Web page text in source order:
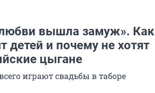
вышла замуж». Как
детей и почему не хотят
цыгане
играют свадьбы в таборе